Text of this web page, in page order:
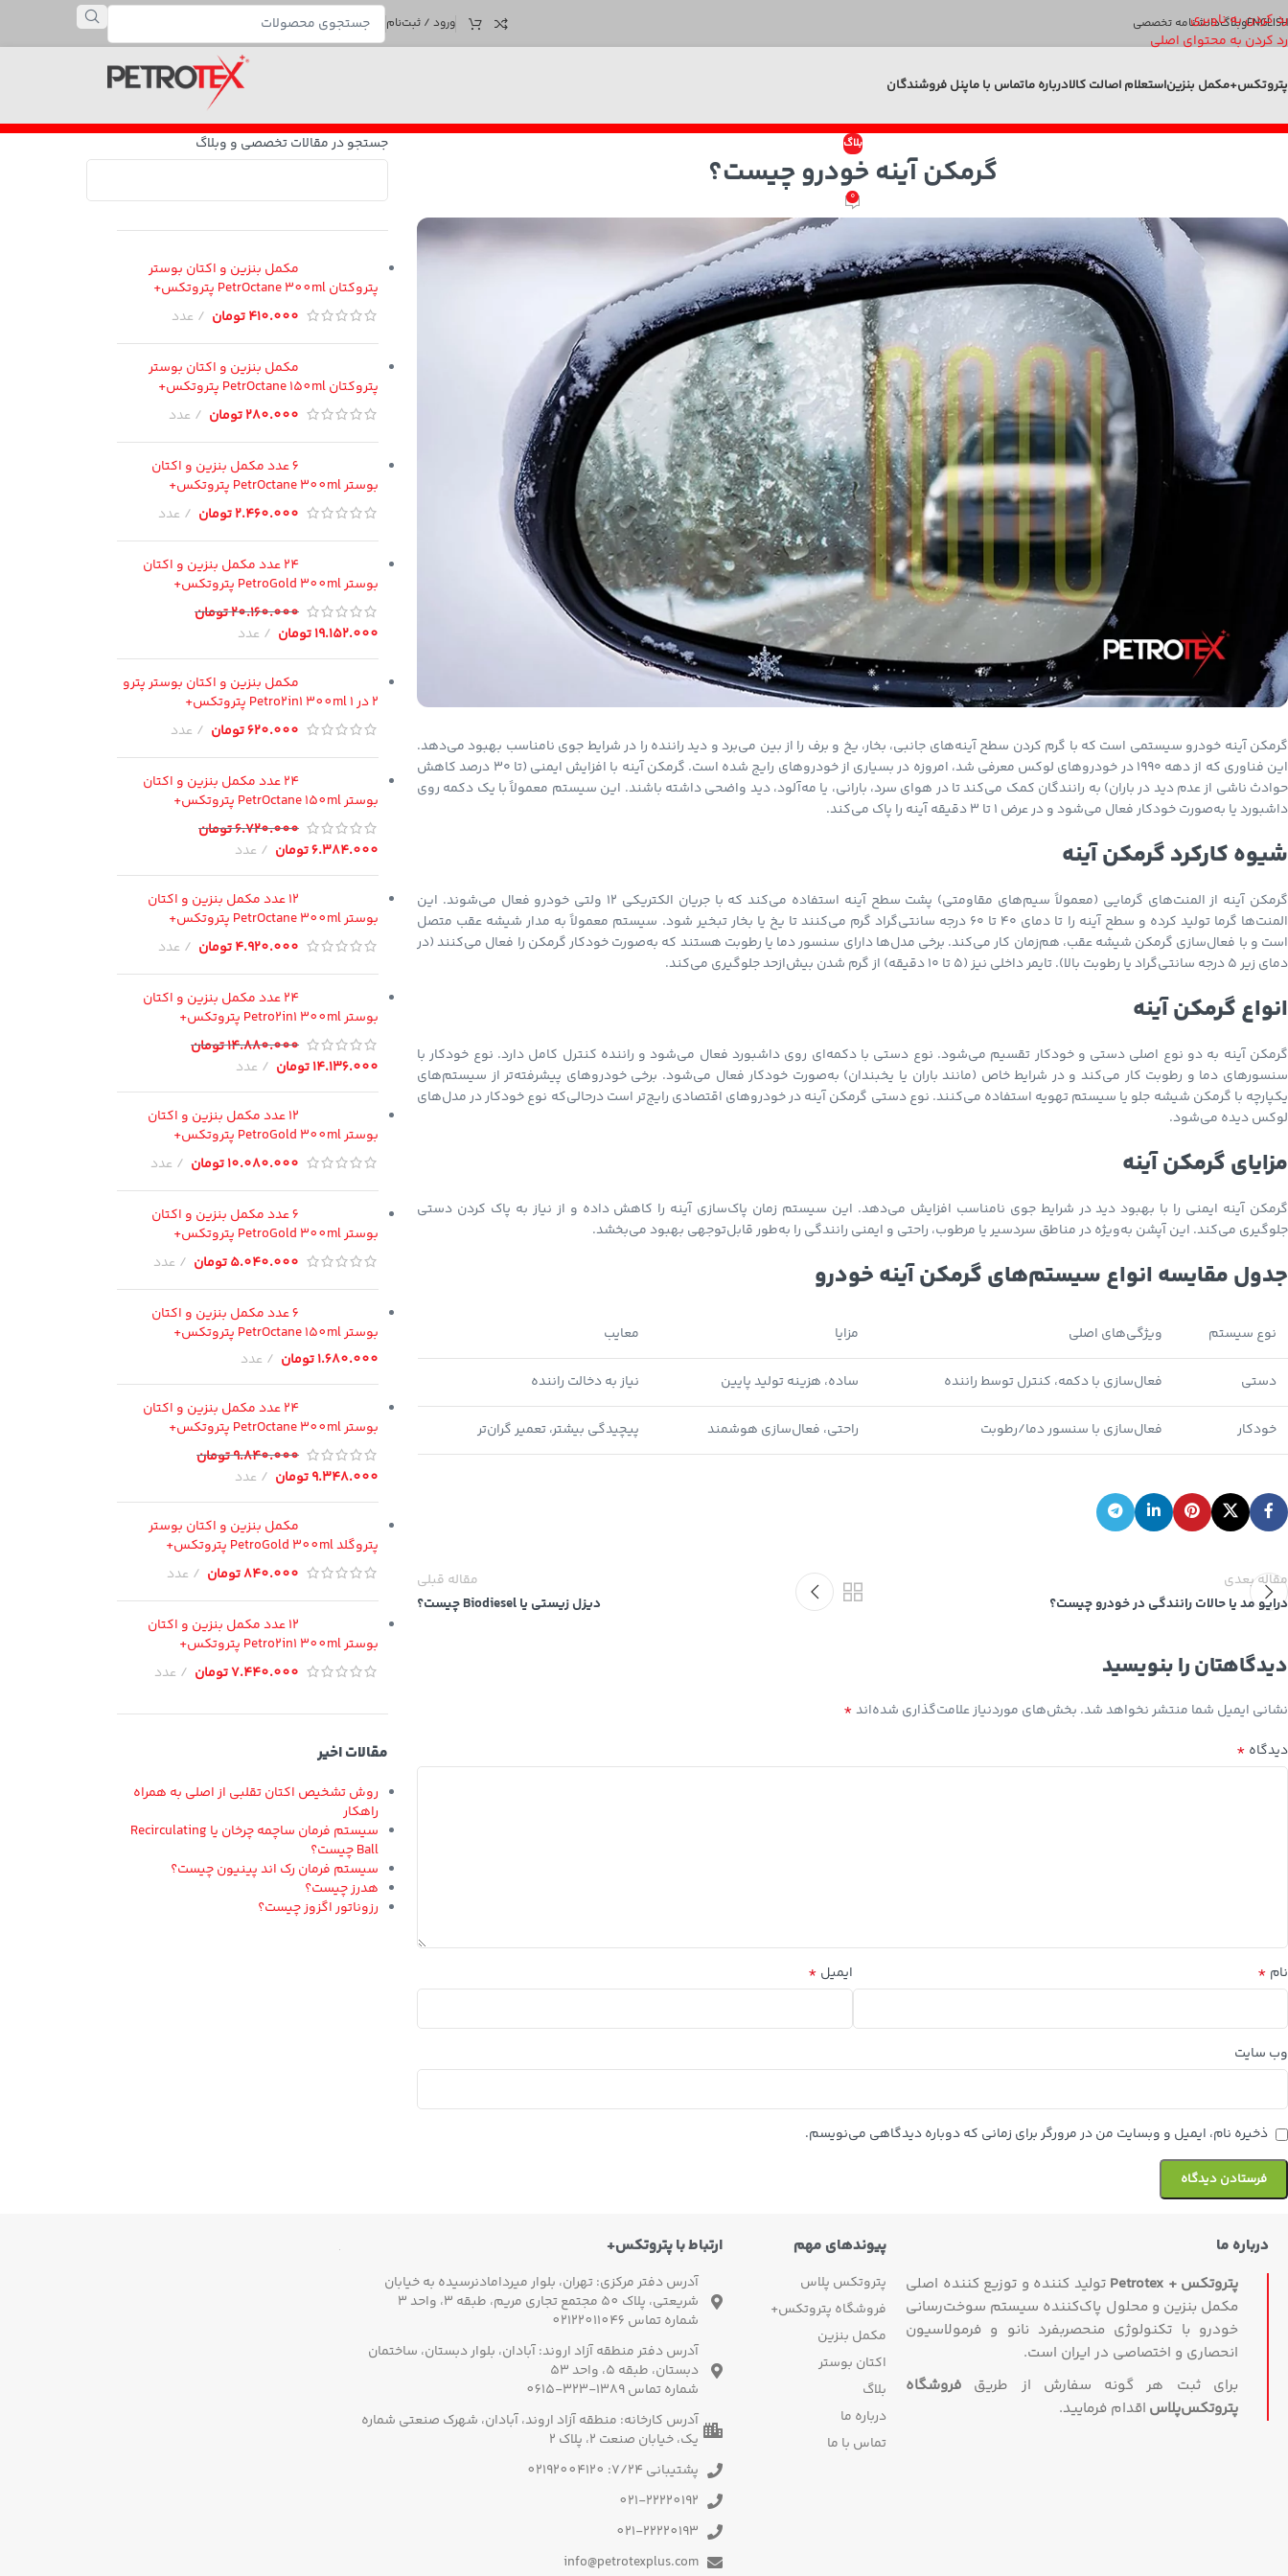
رد کردن به ناوبری
رد کردن به محتوای اصلی
ENGLISHوبلاگدانشنامه تخصصی ورود / ثبت‌نام
پتروتکس+مکمل بنزیناستعلام اصالت کالادرباره ماتماس با ماپنل فروشندگان
بلاگ
گرمکن آینه خودرو چیست؟
0
گرمکن آینه خودرو سیستمی است که با گرم کردن سطح آینه‌های جانبی، بخار، یخ و برف را از بین می‌برد و دید راننده را در شرایط جوی نامناسب بهبود می‌دهد.
این فناوری که از دهه ۱۹۹۰ در خودروهای لوکس معرفی شد، امروزه در بسیاری از خودروهای رایج شده است. گرمکن آینه با افزایش ایمنی (تا ۳۰ درصد کاهش
حوادث ناشی از عدم دید در باران) به رانندگان کمک می‌کند تا در هوای سرد، بارانی، یا مه‌آلود، دید واضحی داشته باشند. این سیستم معمولاً با یک دکمه روی
داشبورد یا به‌صورت خودکار فعال می‌شود و در عرض ۱ تا ۳ دقیقه آینه را پاک می‌کند.
شیوه کارکرد گرمکن آینه
گرمکن آینه از المنت‌های گرمایی (معمولاً سیم‌های مقاومتی) پشت سطح آینه استفاده می‌کند که با جریان الکتریکی ۱۲ ولتی خودرو فعال می‌شوند. این
المنت‌ها گرما تولید کرده و سطح آینه را تا دمای ۴۰ تا ۶۰ درجه سانتی‌گراد گرم می‌کنند تا یخ یا بخار تبخیر شود. سیستم معمولاً به مدار شیشه عقب متصل
است و با فعال‌سازی گرمکن شیشه عقب، هم‌زمان کار می‌کند. برخی مدل‌ها دارای سنسور دما یا رطوبت هستند که به‌صورت خودکار گرمکن را فعال می‌کنند (در
دمای زیر ۵ درجه سانتی‌گراد یا رطوبت بالا). تایمر داخلی نیز (۵ تا ۱۰ دقیقه) از گرم شدن بیش‌ازحد جلوگیری می‌کند.
انواع گرمکن آینه
گرمکن آینه به دو نوع اصلی دستی و خودکار تقسیم می‌شود. نوع دستی با دکمه‌ای روی داشبورد فعال می‌شود و راننده کنترل کامل دارد. نوع خودکار با
سنسورهای دما و رطوبت کار می‌کند و در شرایط خاص (مانند باران یا یخبندان) به‌صورت خودکار فعال می‌شود. برخی خودروهای پیشرفته‌تر از سیستم‌های
یکپارچه با گرمکن شیشه جلو یا سیستم تهویه استفاده می‌کنند. نوع دستی گرمکن آینه در خودروهای اقتصادی رایج‌تر است درحالی‌که نوع خودکار در مدل‌های
لوکس دیده می‌شود.
مزایای گرمکن آینه
گرمکن آینه ایمنی را با بهبود دید در شرایط جوی نامناسب افزایش می‌دهد. این سیستم زمان پاک‌سازی آینه را کاهش داده و از نیاز به پاک کردن دستی
جلوگیری می‌کند. این آپشن به‌ویژه در مناطق سردسیر یا مرطوب، راحتی و ایمنی رانندگی را به‌طور قابل‌توجهی بهبود می‌بخشد.
جدول مقایسه انواع سیستم‌های گرمکن آینه خودرو
نوع سیستم ویژگی‌های اصلی مزایا معایب
دستی فعال‌سازی با دکمه، کنترل توسط راننده ساده، هزینه تولید پایین نیاز به دخالت راننده
خودکار فعال‌سازی با سنسور دما/رطوبت راحتی، فعال‌سازی هوشمند پیچیدگی بیشتر، تعمیر گران‌تر
مقاله بعدی
درایو مد یا حالات رانندگی در خودرو چیست؟
مقاله قبلی
دیزل زیستی یا Biodiesel چیست؟
دیدگاهتان را بنویسید
نشانی ایمیل شما منتشر نخواهد شد. بخش‌های موردنیاز علامت‌گذاری شده‌اند*
دیدگاه *
نام * ایمیل *
وب‌ سایت
ذخیره نام، ایمیل و وبسایت من در مرورگر برای زمانی که دوباره دیدگاهی می‌نویسم.
جستجو در مقالات تخصصی و وبلاگ
مکمل بنزین و اکتان بوستر
پتروکتان PetrOctane 300ml پتروتکس+
410.000تومان عدد
مکمل بنزین و اکتان بوستر
پتروکتان PetrOctane 150ml پتروتکس+
280.000تومان عدد
6 عدد مکمل بنزین و اکتان
بوستر PetrOctane 300ml پتروتکس+
2.460.000تومان عدد
24 عدد مکمل بنزین و اکتان
بوستر PetroGold 300ml پتروتکس+
20.160.000تومان
19.152.000تومان عدد
مکمل بنزین و اکتان بوستر پترو
2 در 1 Petro2in1 300ml پتروتکس+
620.000تومان عدد
24 عدد مکمل بنزین و اکتان
بوستر PetrOctane 150ml پتروتکس+
6.720.000تومان
6.384.000تومان عدد
12 عدد مکمل بنزین و اکتان
بوستر PetrOctane 300ml پتروتکس+
4.920.000تومان عدد
24 عدد مکمل بنزین و اکتان
بوستر Petro2in1 300ml پتروتکس+
14.880.000تومان
14.136.000تومان عدد
12 عدد مکمل بنزین و اکتان
بوستر PetroGold 300ml پتروتکس+
10.080.000تومان عدد
6 عدد مکمل بنزین و اکتان
بوستر PetroGold 300ml پتروتکس+
5.040.000تومان عدد
6 عدد مکمل بنزین و اکتان
بوستر PetrOctane 150ml پتروتکس+
1.680.000تومان عدد
24 عدد مکمل بنزین و اکتان
بوستر PetrOctane 300ml پتروتکس+
9.840.000تومان
9.348.000تومان عدد
مکمل بنزین و اکتان بوستر
پتروگلد PetroGold 300ml پتروتکس+
840.000تومان عدد
12 عدد مکمل بنزین و اکتان
بوستر Petro2in1 300ml پتروتکس+
7.440.000تومان عدد
مقالات اخیر
روش تشخیص اکتان تقلبی از اصلی به همراه
راهکار
سیستم فرمان ساچمه چرخان یا Recirculating
Ball چیست؟
سیستم فرمان رک اند پینیون چیست؟
هدرز چیست؟
رزوناتور اگزوز چیست؟
درباره ما
پتروتکس + Petrotex
تولید کننده و توزیع کننده اصلی
مکمل بنزین و محلول پاک‌کننده سیستم سوخت‌رسانی
خودرو با تکنولوژی منحصربفرد نانو و فرمولاسیون
انحصاری و اختصاصی در ایران است.
برای ثبت هر گونه سفارش از طریق فروشگاه
پتروتکس‏‌پلاس اقدام فرمایید.
پیوندهای مهم
پتروتکس پلاس
فروشگاه پتروتکس+
مکمل بنزین
اکتان بوستر
بلاگ
درباره ما
تماس با ما
ارتباط با پتروتکس+
آدرس دفتر مرکزی: تهران، بلوار میردامادنرسیده به خیابان
شریعتی، پلاک 50 مجتمع تجاری مریم، طبقه 3، واحد 3
شماره تماس 02122011046
آدرس دفتر منطقه آزاد اروند: آبادان، بلوار دبستان، ساختمان
دبستان، طبقه 5، واحد 53
شماره تماس 1389-323-0615
آدرس کارخانه: منطقه آزاد اروند، آبادان، شهرک صنعتی شماره
یک، خیابان صنعت 2، پلاک 2
پشتیبانی 7/24: 02192004120
021-22220192
021-22220193
info@petrotexplus.com
YouTube